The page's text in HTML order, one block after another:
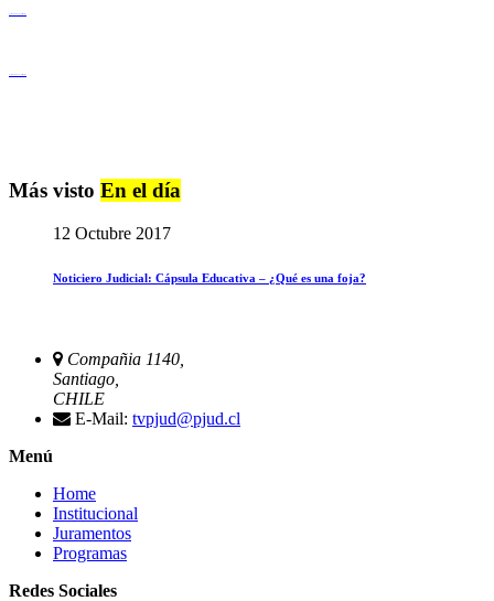
Más visto En el día
12 Octubre 2017
Noticiero Judicial: Cápsula Educativa – ¿Qué es una foja?
Compañia 1140,
Santiago,
CHILE
E-Mail: tvpjud@pjud.cl
Menú
Home
Institucional
Juramentos
Programas
Redes Sociales